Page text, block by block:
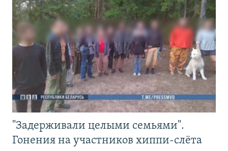
"Задерживали целыми семьями".
Гонения на участников хиппи-слёта